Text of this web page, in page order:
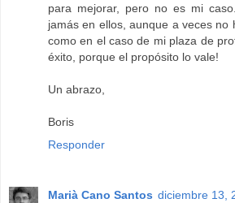
para mejorar, pero no es mi
jamás en ellos, aunque a veces no
como en el caso de mi plaza de
éxito, porque el propósito lo vale!
Un abrazo,
Boris
Responder
Marià Cano Santos diciembre 13,